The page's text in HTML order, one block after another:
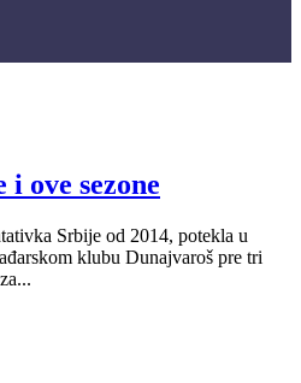
ove sezone
Srbije od 2014, potekla u
klubu Dunajvaroš pre tri